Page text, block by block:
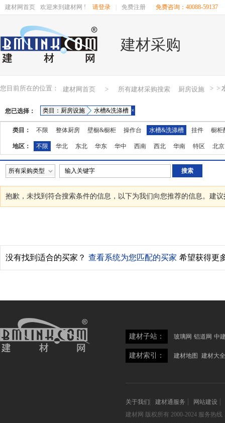
建材网首页 欢迎来到建材网 ! 请登录 免费注册 免费咨询：40088-59137
建材采购
您目前所在的位置： 建材网首页 > 所有建材采购搜索 >
厨房设施 >
您已选择： 类目：厨房设施 水槽&洗涤槽 ×
类目： 不限 整体厨房 壁橱&橱柜 操作台 水槽&洗涤槽 挂件 橱柜
地区： 不限 华北 东北 华东 华中 西南 西北 华南 特区
北京
湖南
广东 广西 江西 四川 海南 贵州 云南 西藏
陕西
所有采购类型
抱歉，未找到符合搜索条件的信息，以下为我们向您推荐的信息。建议
没有找到适合的买家？ 查看系统为您匹配的买家 希望获得更
建材子站： 玻璃网 铝道网 中
建材索引： 建材地图 建材大全
关于我们 建材通服务
网站建设
建材网 版权所有 2000-2024 服务热线